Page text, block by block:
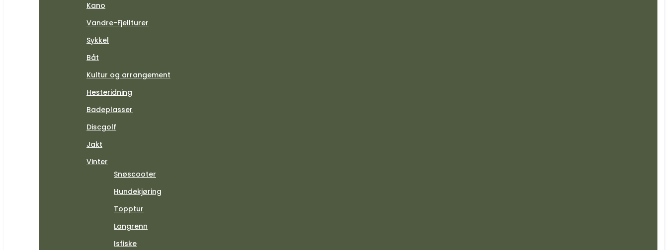
Kano
Vandre-Fjellturer
Sykkel
Båt
Kultur og arrangement
Hesteridning
Badeplasser
Discgolf
Jakt
Vinter
Snøscooter
Hundekjøring
Topptur
Langrenn
Isfiske